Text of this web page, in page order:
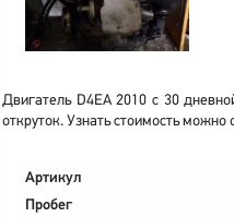
Двигатель D4EA 2010 с 30
откруток. Узнать стоимость можно
Артикул
Пробег